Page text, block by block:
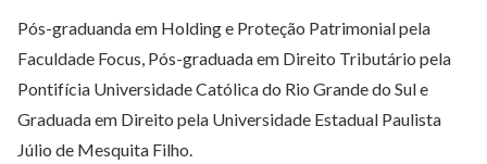
Pós-graduanda em Holding e Proteção Patrimonial pela
Faculdade Focus, Pós-graduada em Direito Tributário pela
Pontifícia Universidade Católica do Rio Grande do Sul e
Graduada em Direito pela Universidade Estadual Paulista
Júlio de Mesquita Filho.